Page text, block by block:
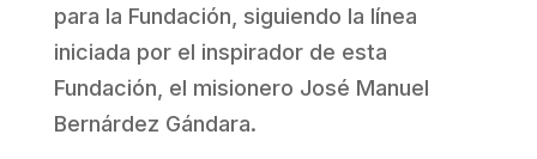
para la Fundación, siguiendo la línea
iniciada por el inspirador de esta
Fundación, el misionero José Manuel
Bernárdez Gándara.